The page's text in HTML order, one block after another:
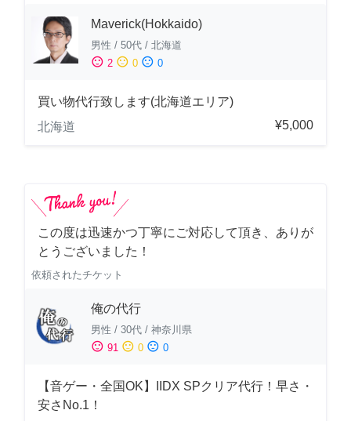
Maverick(Hokkaido)
男性 / 50代 / 北海道
sentiment_satisfied 2 sentiment_neutral 0 sentiment_dissatisfied 0
買い物代行致します(北海道エリア)
北海道
¥5,000
この度は迅速かつ丁寧にご対応して頂き、ありが
とうございました！
依頼されたチケット
俺の代行
男性 / 30代 / 神奈川県
sentiment_satisfied 91 sentiment_neutral 0 sentiment_dissatisfied 0
【音ゲー・全国OK】IIDX SPクリア代行！早さ・
安さNo.1！